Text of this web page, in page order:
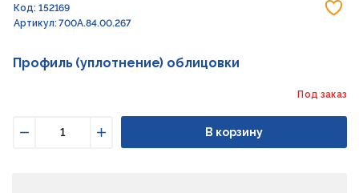
Код: 152169
Артикул: 700А.84.00.267
Профиль (уплотнение) облицовки
Под заказ
Увеличить
В корзину